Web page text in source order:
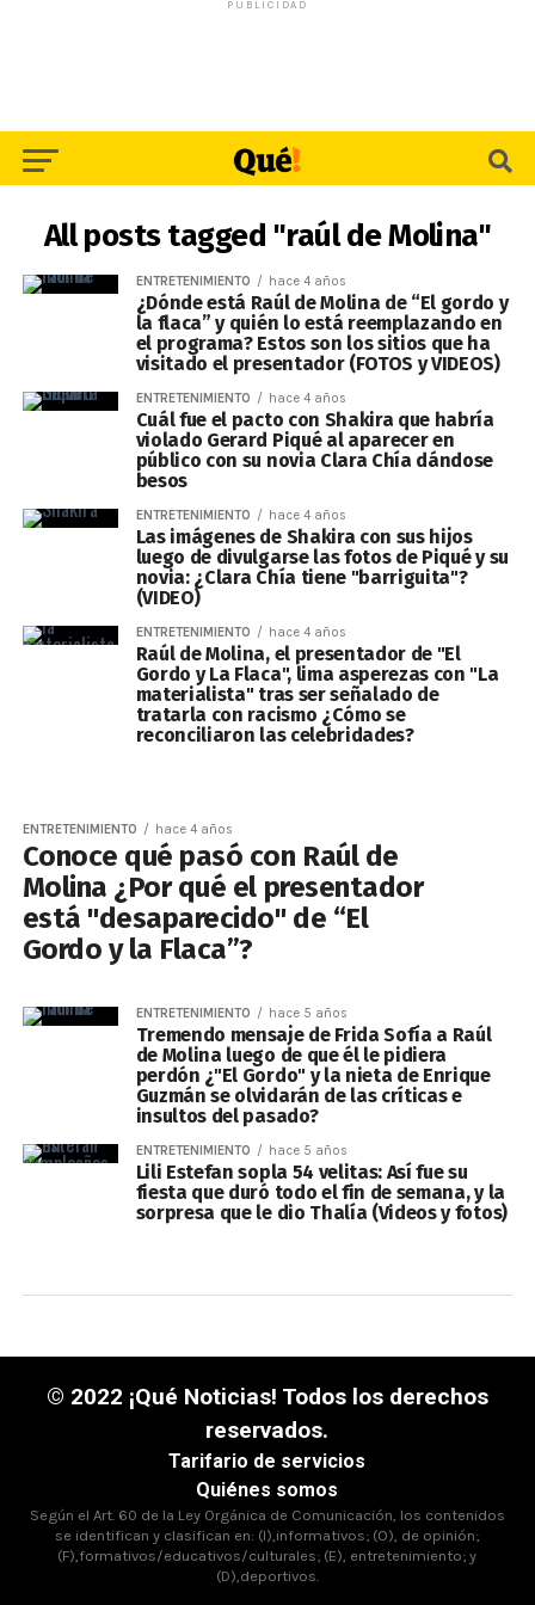
PUBLICIDAD
All posts tagged "raúl de Molina"
ENTRETENIMIENTO hace 4 años
¿Dónde está Raúl de Molina de “El gordo y
la flaca” y quién lo está reemplazando en
el programa? Estos son los sitios que ha
visitado el presentador (FOTOS y VIDEOS)
ENTRETENIMIENTO hace 4 años
Cuál fue el pacto con Shakira que habría
violado Gerard Piqué al aparecer en
público con su novia Clara Chía dándose
besos
ENTRETENIMIENTO hace 4 años
Las imágenes de Shakira con sus hijos
luego de divulgarse las fotos de Piqué y su
novia: ¿Clara Chía tiene "barriguita"?
(VIDEO)
ENTRETENIMIENTO hace 4 años
Raúl de Molina, el presentador de "El
Gordo y La Flaca", lima asperezas con "La
materialista" tras ser señalado de
tratarla con racismo ¿Cómo se
reconciliaron las celebridades?
ENTRETENIMIENTO hace 4 años
Conoce qué pasó con Raúl de
Molina ¿Por qué el presentador
está "desaparecido" de “El
Gordo y la Flaca”?
ENTRETENIMIENTO hace 5 años
Tremendo mensaje de Frida Sofía a Raúl
de Molina luego de que él le pidiera
perdón ¿"El Gordo" y la nieta de Enrique
Guzmán se olvidarán de las críticas e
insultos del pasado?
ENTRETENIMIENTO hace 5 años
Lili Estefan sopla 54 velitas: Así fue su
fiesta que duró todo el fin de semana, y la
sorpresa que le dio Thalía (Videos y fotos)
© 2022 ¡Qué Noticias! Todos los derechos
reservados.
Tarifario de servicios
Quiénes somos
Según el Art. 60 de la Ley Orgánica de Comunicación, los contenidos
se identifican y clasifican en: (I),informativos; (O), de opinión;
(F),formativos/educativos/culturales; (E), entretenimiento; y
(D),deportivos.